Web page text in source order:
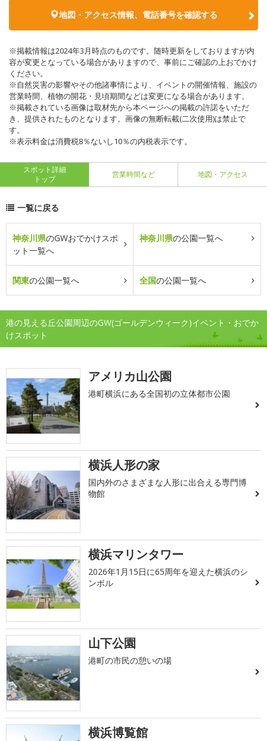
地図・アクセス情報、電話番号を確認する
※掲載情報は2024年3月時点のものです。随時更新をしておりますが内
容が変更となっている場合がありますので、事前にご確認の上おでかけ
ください。
※自然災害の影響やその他諸事情により、イベントの開催情報、施設の
営業時間、植物の開花・見頃期間などは変更になる場合があります。
※掲載されている画像は取材先から本ページへの掲載の許諾をいただ
き、提供されたものとなります。画像の無断転載(二次使用)は禁止で
す。
※表示料金は消費税8％ないし10％の内税表示です。
スポット詳細
トップ
営業時間など 地図・アクセス
一覧に戻る
神奈川県のGWおでかけスポ
ット一覧へ
神奈川県の公園一覧へ
関東の公園一覧へ 全国の公園一覧へ
港の見える丘公園周辺のGW(ゴールデンウィーク)イベント・おでか
けスポット
アメリカ山公園
港町横浜にある全国初の立体都市公園
横浜人形の家
国内外のさまざまな人形に出合える専門博
物館
横浜マリンタワー
2026年1月15日に65周年を迎えた横浜のシ
ンボル
山下公園
港町の市民の憩いの場
横浜博覧館